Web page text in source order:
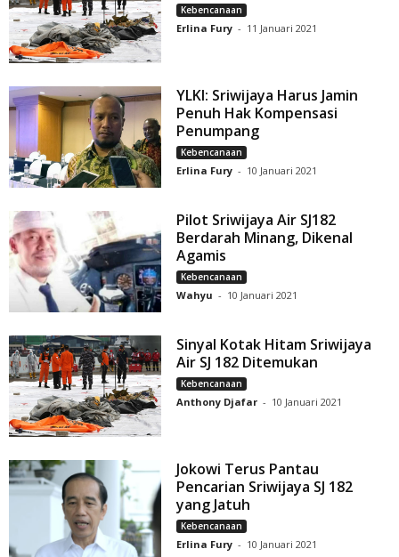
Kebencanaan
Erlina Fury - 11 Januari 2021
YLKI: Sriwijaya Harus Jamin
Penuh Hak Kompensasi
Penumpang
Kebencanaan
Erlina Fury - 10 Januari 2021
Pilot Sriwijaya Air SJ182
Berdarah Minang, Dikenal
Agamis
Kebencanaan
Wahyu - 10 Januari 2021
Sinyal Kotak Hitam Sriwijaya
Air SJ 182 Ditemukan
Kebencanaan
Anthony Djafar - 10 Januari 2021
Jokowi Terus Pantau
Pencarian Sriwijaya SJ 182
yang Jatuh
Kebencanaan
Erlina Fury - 10 Januari 2021